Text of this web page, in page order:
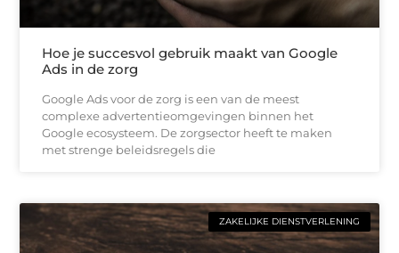
Hoe je succesvol gebruik maakt van Google
Ads in de zorg
Google Ads voor de zorg is een van de meest
complexe advertentieomgevingen binnen het
Google ecosysteem. De zorgsector heeft te maken
met strenge beleidsregels die
ZAKELIJKE DIENSTVERLENING